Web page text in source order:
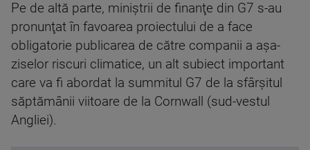
Pe de altă parte, miniştrii de finanţe din G7 s-au
pronunţat în favoarea proiectului de a face
obligatorie publicarea de către companii a aşa-
ziselor riscuri climatice, un alt subiect important
care va fi abordat la summitul G7 de la sfârşitul
săptămânii viitoare de la Cornwall (sud-vestul
Angliei).